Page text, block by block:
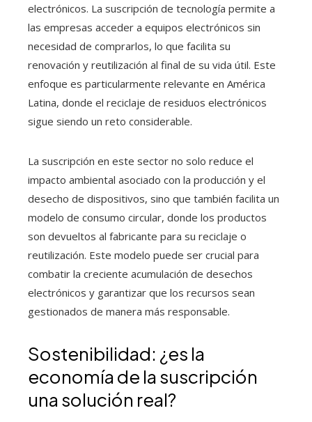
electrónicos. La suscripción de tecnología permite a
las empresas acceder a equipos electrónicos sin
necesidad de comprarlos, lo que facilita su
renovación y reutilización al final de su vida útil. Este
enfoque es particularmente relevante en América
Latina, donde el reciclaje de residuos electrónicos
sigue siendo un reto considerable.
La suscripción en este sector no solo reduce el
impacto ambiental asociado con la producción y el
desecho de dispositivos, sino que también facilita un
modelo de consumo circular, donde los productos
son devueltos al fabricante para su reciclaje o
reutilización. Este modelo puede ser crucial para
combatir la creciente acumulación de desechos
electrónicos y garantizar que los recursos sean
gestionados de manera más responsable.
Sostenibilidad: ¿es la
economía de la suscripción
una solución real?